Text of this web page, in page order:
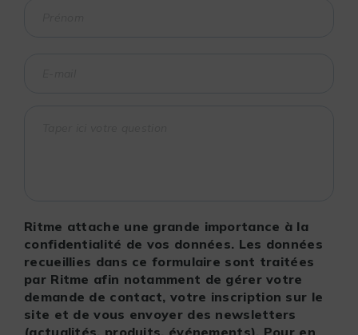
Ritme attache une grande importance à la
confidentialité de vos données. Les données
recueillies dans ce formulaire sont traitées
par Ritme afin notamment de gérer votre
demande de contact, votre inscription sur le
site et de vous envoyer des newsletters
(actualités, produits, événements). Pour en